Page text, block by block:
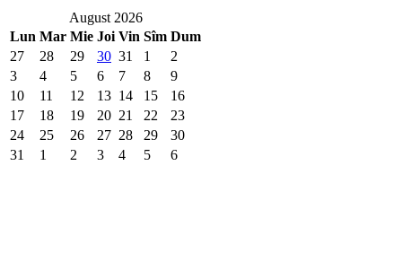
August 2026
Lun Mar Mie Joi Vin Sîm Dum
27
28 29 30 31 1
2
3
4 5 6 7 8
9
10
11 12 13 14 15
16
17
18 19 20 21 22
23
24
25 26 27 28 29
30
31
1 2 3 4 5 6